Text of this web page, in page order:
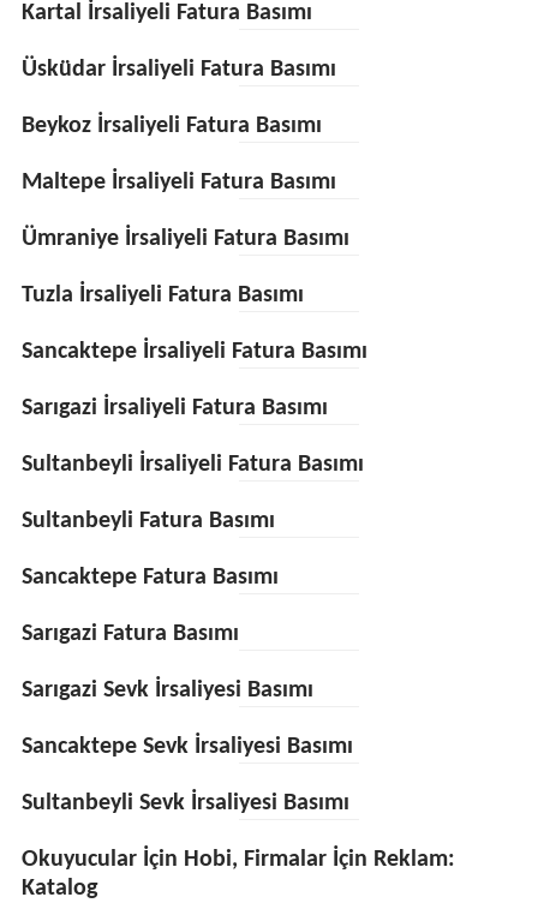
Kartal İrsaliyeli Fatura Basımı
Üsküdar İrsaliyeli Fatura Basımı
Beykoz İrsaliyeli Fatura Basımı
Maltepe İrsaliyeli Fatura Basımı
Ümraniye İrsaliyeli Fatura Basımı
Tuzla İrsaliyeli Fatura Basımı
Sancaktepe İrsaliyeli Fatura Basımı
Sarıgazi İrsaliyeli Fatura Basımı
Sultanbeyli İrsaliyeli Fatura Basımı
Sultanbeyli Fatura Basımı
Sancaktepe Fatura Basımı
Sarıgazi Fatura Basımı
Sarıgazi Sevk İrsaliyesi Basımı
Sancaktepe Sevk İrsaliyesi Basımı
Sultanbeyli Sevk İrsaliyesi Basımı
Okuyucular İçin Hobi, Firmalar İçin Reklam:
Katalog